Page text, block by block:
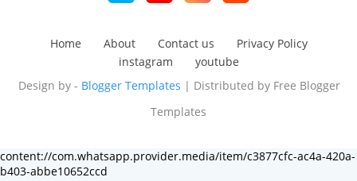
Home About Contact us
Privacy Policy
instagram
youtube
Design by - Blogger Templates | Distributed by Free Blogger
Templates
content://com.whatsapp.provider.media/item/c3877cfc-ac4a-420a-
b403-abbe10652ccd